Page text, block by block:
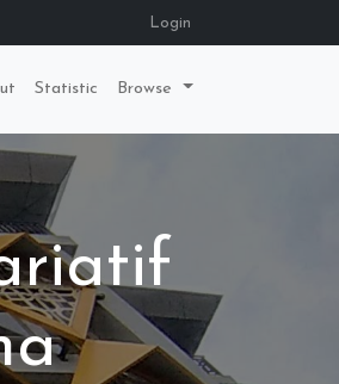
Login
Statistic Browse